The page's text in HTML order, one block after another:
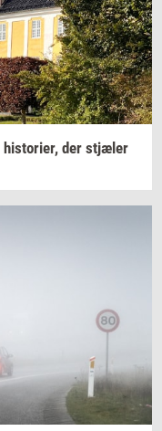
hi­sto­ri­er, der stjæ­ler